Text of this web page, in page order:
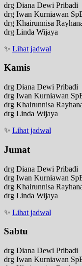
drg Diana Dewi Pribadi
drg Iwan Kurniawan
drg Khairunnisa
drg Linda Wijaya
✨ Lihat jadwal
Kamis
drg Diana Dewi Pribadi
drg Iwan Kurniawan
drg Khairunnisa
drg Linda Wijaya
✨ Lihat jadwal
Jumat
drg Diana Dewi Pribadi
drg Iwan Kurniawan
drg Khairunnisa
drg Linda Wijaya
✨ Lihat jadwal
Sabtu
drg Diana Dewi Pribadi
drg Iwan Kurniawan